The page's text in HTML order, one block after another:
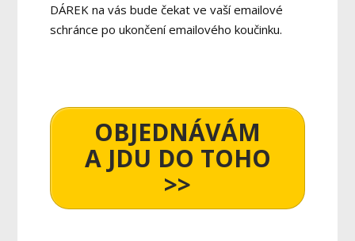
DÁREK na vás bude čekat ve vaší emailové
schránce po ukončení emailového koučinku.
OBJEDNÁVÁM
A JDU DO TOHO
>>